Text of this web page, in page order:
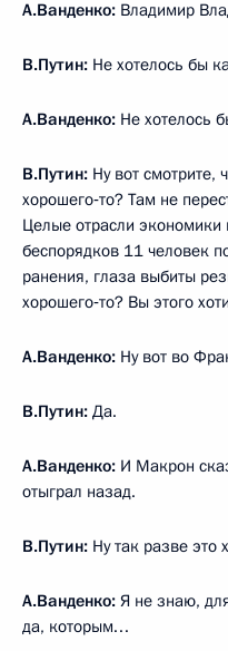
А.Ванденко: Владимир
В.Путин: Не хотелось бы
А.Ванденко: Не хотелось
В.Путин: Ну вот смотрите,
хорошего‑то? Там не
Целые отрасли экономики
беспорядков 11 человек
ранения, глаза выбиты
хорошего‑то? Вы этого
А.Ванденко: Ну вот во
В.Путин: Да.
А.Ванденко: И Макрон
отыграл назад.
В.Путин: Ну так разве это
А.Ванденко: Я не знаю,
да, которым…